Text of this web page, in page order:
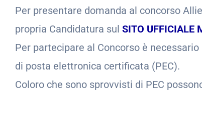
Per presentare domanda al concorso
propria Candidatura sul SITO UFFICIALE
Per partecipare al Concorso è
di posta elettronica certificata (PEC).
Coloro che sono sprovvisti di PEC